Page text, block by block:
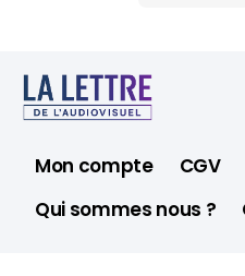
Mon compte CGV
Qui sommes nous ?